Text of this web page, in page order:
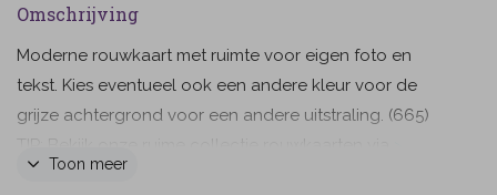
Omschrijving
Moderne rouwkaart met ruimte voor eigen foto en
tekst. Kies eventueel ook een andere kleur voor de
grijze achtergrond voor een andere uitstraling. (665)
Rouwkaarten
Toon meer